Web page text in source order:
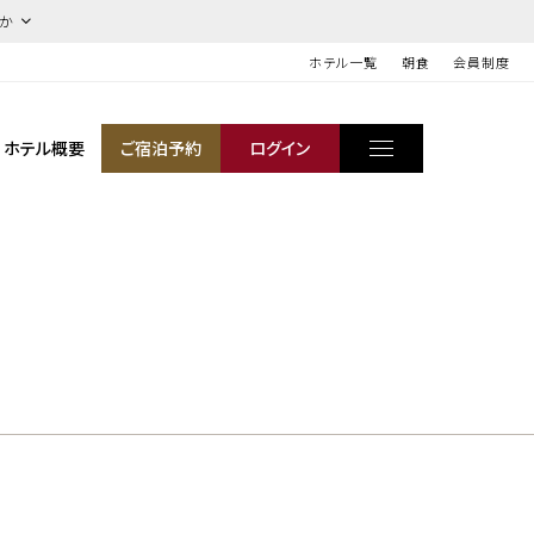
ホテル一覧 朝食 会員制度
ホテル概要 ご宿泊予約 ログイン